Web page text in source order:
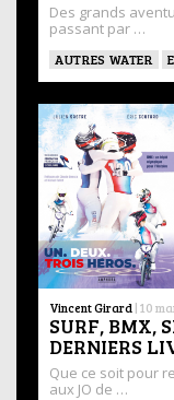
Des grands
passant par …
AUTRES WATER
Vincent Girard | 10
SURF, BMX,
DERNIERS
Que ce soit pour
aux JO de …